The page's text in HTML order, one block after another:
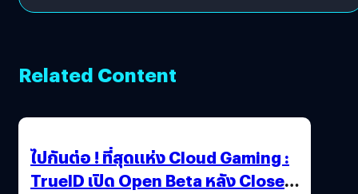
Related Content
ไปกันต่อ ! ที่สุดแห่ง Cloud Gaming :
TrueID เปิด Open Beta หลัง Close